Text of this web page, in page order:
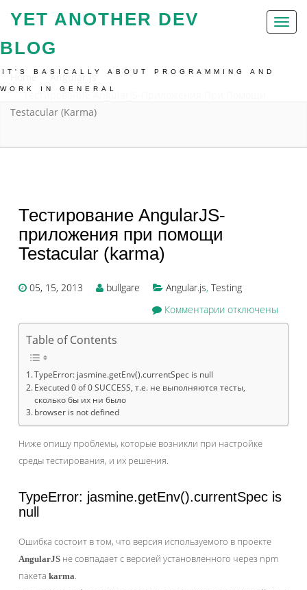
Toggle
YET ANOTHER DEV
BLOG
IT'S BASICALLY ABOUT PROGRAMMING AND
WORK IN GENERAL
Home
Angular.js
Тестирование AngularJS-Приложения При Помощи
Testacular (karma)
Тестирование AngularJS-
приложения при помощи
Testacular (karma)
05, 15, 2013 bullgare Angular.js, Testing
Комментарии отключены
Table of Contents
TypeError: jasmine.getEnv().currentSpec is null
Executed 0 of 0 SUCCESS, т.е. не выполняются тесты,
сколько бы их ни было
browser is not defined
Ниже опишу проблемы, которые возникли при настройке
среды тестирования, и их решения.
TypeError: jasmine.getEnv().currentSpec is
null
Ошибка состоит в том, что версия используемого в проекте
AngularJS не совпадает с версией установленного через npm
пакета karma.